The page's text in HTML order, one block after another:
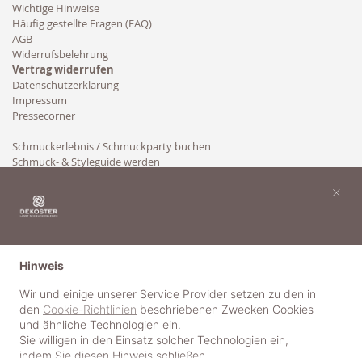
Wichtige Hinweise
Häufig gestellte Fragen (FAQ)
AGB
Widerrufsbelehrung
Vertrag widerrufen
Datenschutzerklärung
Impressum
Pressecorner
Schmuckerlebnis / Schmuckparty buchen
Schmuck- & Styleguide werden
Hinweis
Wir und einige unserer Service Provider setzen zu den in
den Cookie-Richtlinien beschriebenen Zwecken Cookies
und ähnliche Technologien ein.
Sie willigen in den Einsatz solcher Technologien ein,
indem Sie diesen Hinweis schließen.
×